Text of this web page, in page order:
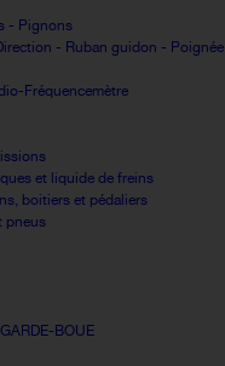
- Pignons
- Ruban guidon - Poignée
Fréquencemètre
et liquide de freins
boitiers et pédaliers
pneus
BOUE